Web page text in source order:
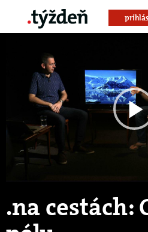
.na cestách: